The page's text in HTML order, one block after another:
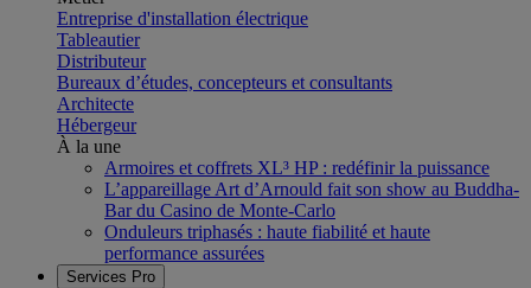
Entreprise d'installation électrique
Tableautier
Distributeur
Bureaux d’études, concepteurs et consultants
Architecte
Hébergeur
À la une
Armoires et coffrets XL³ HP : redéfinir la puissance
L’appareillage Art d’Arnould fait son show au Buddha-
Bar du Casino de Monte-Carlo
Onduleurs triphasés : haute fiabilité et haute
performance assurées
Services Pro